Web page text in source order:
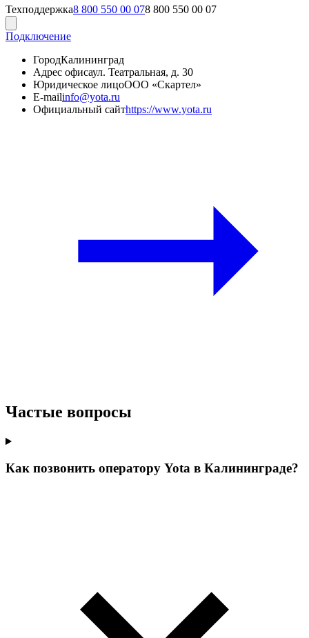
Техподдержка8 800 550 00 078 800 550 00 07
Подключение
ГородКалининград
Адрес офисаул. Театральная, д. 30
Юридическое лицоООО «Скартел»
E-mailinfo@yota.ru
Официальный сайтhttps://www.yota.ru
Частые вопросы
Как позвонить оператору Yota в Калининграде?